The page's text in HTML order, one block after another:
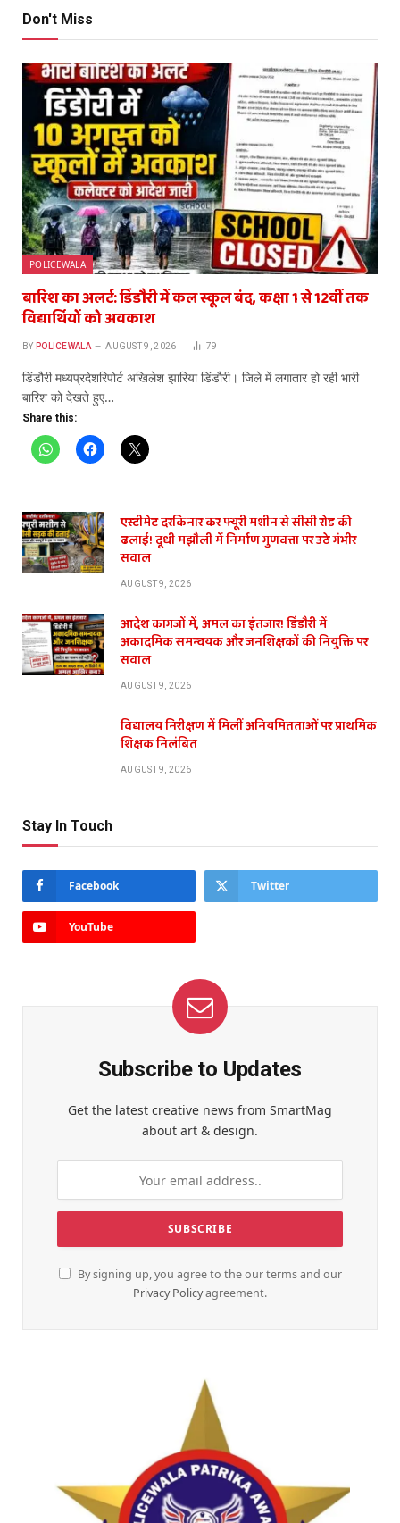
Don't Miss
POLICEWALA
बारिश का अलर्ट: डिंडौरी में कल स्कूल बंद, कक्षा 1 से 12वीं तक
विद्यार्थियों को अवकाश
BY POLICEWALA AUGUST 9, 2026 79
डिंडौरी मध्यप्रदेशरिपोर्ट अखिलेश झारिया डिंडौरी। जिले में लगातार हो रही भारी
बारिश को देखते हुए…
Share this:
एस्टीमेट दरकिनार कर फ्यूरी मशीन से सीसी रोड की
ढलाई! दूधी मझौली में निर्माण गुणवत्ता पर उठे गंभीर
सवाल
AUGUST 9, 2026
आदेश कागजों में, अमल का इंतजार! डिंडौरी में
अकादमिक समन्वयक और जनशिक्षकों की नियुक्ति पर
सवाल
AUGUST 9, 2026
विद्यालय निरीक्षण में मिलीं अनियमितताओं पर प्राथमिक
शिक्षक निलंबित
AUGUST 9, 2026
Stay In Touch
Facebook Twitter
YouTube
Subscribe to Updates
Get the latest creative news from SmartMag
about art & design.
By signing up, you agree to the our terms and our
Privacy Policyagreement.